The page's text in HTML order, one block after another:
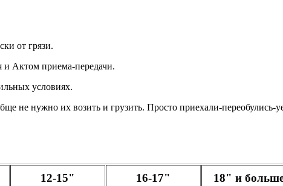
от грязи.
Актом приема-передачи.
условиях.
нужно их возить и грузить. Просто приехали-переобулись-
12-15" 16-17" 18" и